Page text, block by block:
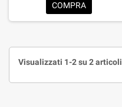
COMPRA
Visualizzati 1-2 su 2 articoli